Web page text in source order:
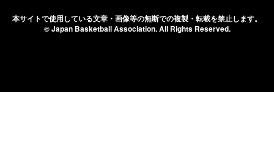
本サイトで使用している文章・画像等の無断での複製・転載を禁止します。
© Japan Basketball Association.All Rights Reserved.